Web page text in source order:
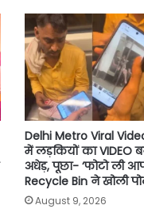
Delhi Metro Viral
में लड़कियों का VIDEO
अधेड़, पूछा- ‘फोटो ली
Recycle Bin ने खोली
August 9, 2026